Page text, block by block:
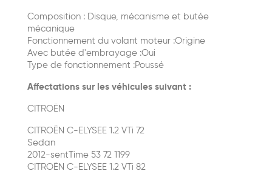
Composition : Disque, mécanisme et butée
mécanique
Fonctionnement du volant moteur :Origine
Avec butée d'embrayage :Oui
Type de fonctionnement :Poussé
Affectations sur les véhicules suivant :
CITROËN
CITROËN C-ELYSEE 1.2 VTi 72
Sedan
2012-sentTime 53 72 1199
CITROËN C-ELYSEE 1.2 VTi 82